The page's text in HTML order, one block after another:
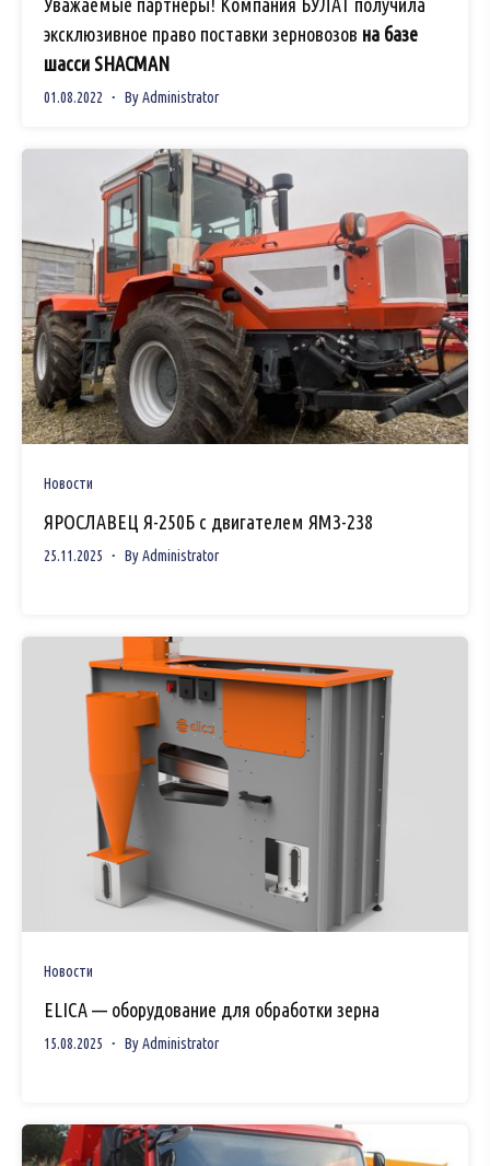
Уважаемые партнеры! Компания БУЛАТ получила
эксклюзивное право поставки зерновозов на базе
шасси SHACMAN
01.08.2022 ByAdministrator
Новости
ЯРОСЛАВЕЦ Я-250Б с двигателем ЯМЗ-238
25.11.2025 ByAdministrator
Новости
ELICA — оборудование для обработки зерна
15.08.2025 ByAdministrator